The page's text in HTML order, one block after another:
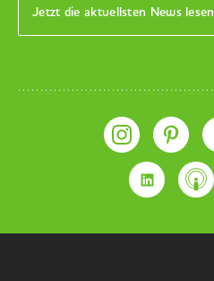
Jetzt die aktuellsten News lesen